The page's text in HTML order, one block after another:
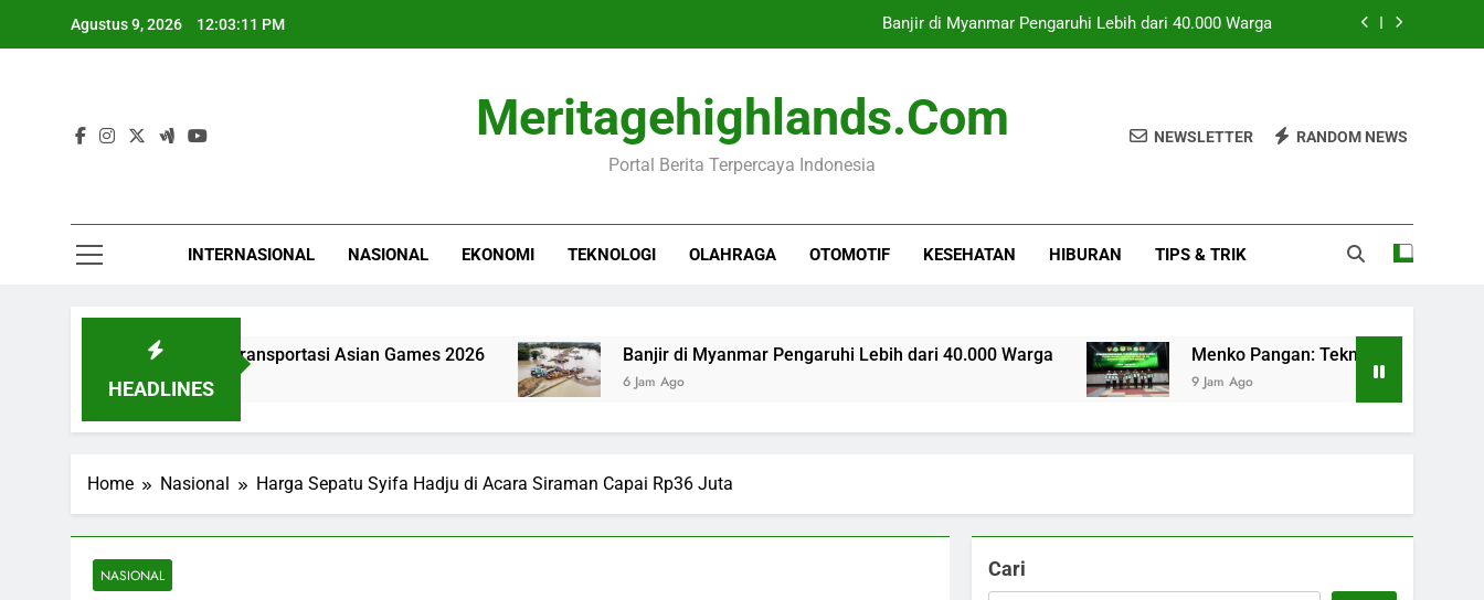
Agustus 9, 2026 12:03:12 PM Banjir di Myanmar Pengaruhi Lebih dari 40.000 Warga
Kebakaran Gedung Bapenda DKI dan Pajak Kendaraan Listrik Terbaru
Tim CdM Indonesia Identifikasi Tantangan Transportasi Asian Games 2026
Menko Pangan: Teknologi Pirolisis Dukung PSEL Atasi Sampah Nasional
Meritagehighlands.com
Portal Berita Terpercaya Indonesia
NEWSLETTER RANDOM NEWS
INTERNASIONAL NASIONAL EKONOMI TEKNOLOGI OLAHRAGA OTOMOTIF KESEHATAN HIBURAN TIPS & TRIK
HEADLINES
Tantangan Transportasi Asian Games 2026 Banjir di Myanmar Pengaruhi Lebih dari 40.000 Warga
6 Jam Ago
Menko Pangan: Teknologi Pirolisis Dukung
9 Jam Ago
Home Nasional Harga Sepatu Syifa Hadju di Acara Siraman Capai Rp36 Juta
NASIONAL Cari